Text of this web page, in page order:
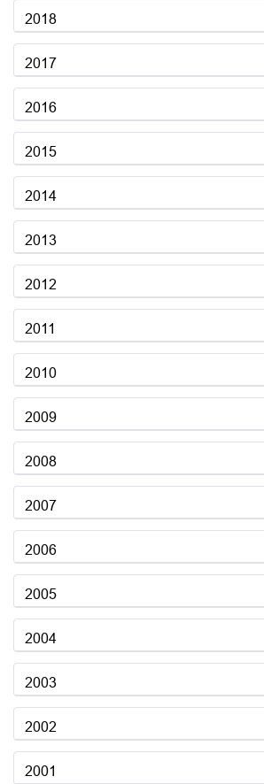
2018
2017
2016
2015
2014
2013
2012
2011
2010
2009
2008
2007
2006
2005
2004
2003
2002
2001